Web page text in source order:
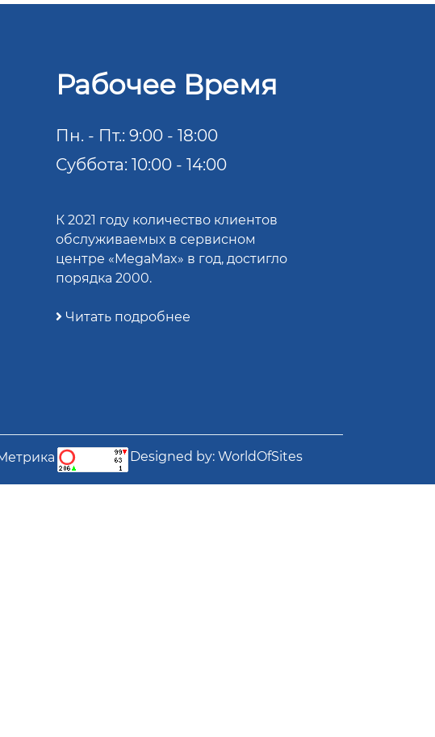
Рабочее Время
Пн. - Пт.: 9:00 - 18:00
Суббота: 10:00 - 14:00
К 2021 году количество клиентов
обслуживаемых в сервисном
центре «MegaMax» в год, достигло
порядка 2000.
Читать подробнее
Designed by: WorldOfSites